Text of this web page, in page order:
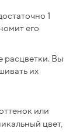
1
его
расцветки. Вы
их
или
цвет,